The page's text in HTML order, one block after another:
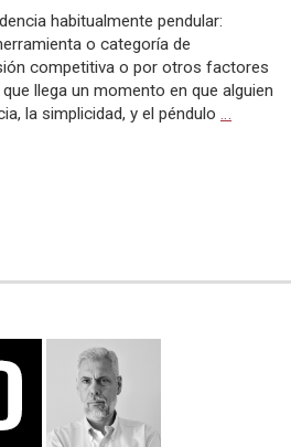
habitualmente pendular:
o categoría de
competitiva o por otros factores
llega un momento en que alguien
la simplicidad, y el péndulo …